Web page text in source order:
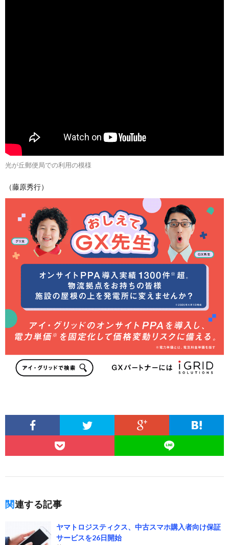
光が丘郵便局での利用の模様
（藤原秀行）
関連する記事
ヤマトロジスティクス、中古スマホ購入者向け保証
サービスを26日開始